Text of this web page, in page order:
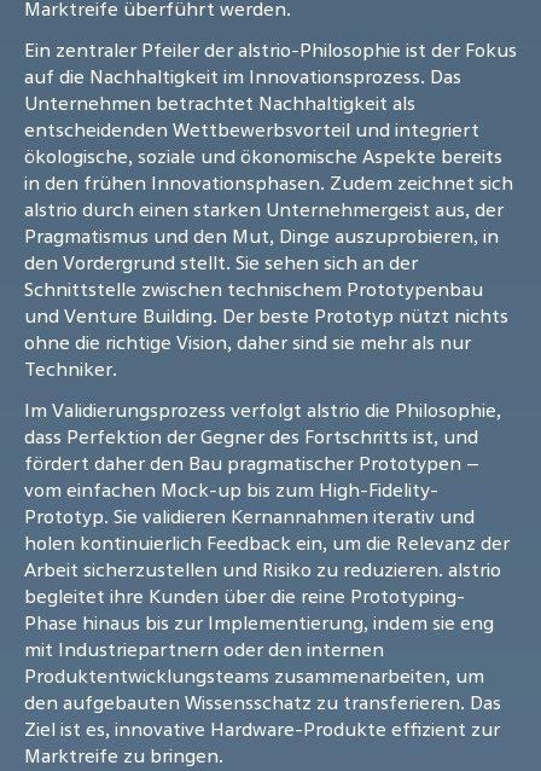
Marktreife überführt werden.
Ein zentraler Pfeiler der alstrio-Philosophie ist der Fokus
auf die Nachhaltigkeit im Innovationsprozess. Das
Unternehmen betrachtet Nachhaltigkeit als
entscheidenden Wettbewerbsvorteil und integriert
ökologische, soziale und ökonomische Aspekte bereits
in den frühen Innovationsphasen. Zudem zeichnet sich
alstrio durch einen starken Unternehmergeist aus, der
Pragmatismus und den Mut, Dinge auszuprobieren, in
den Vordergrund stellt. Sie sehen sich an der
Schnittstelle zwischen technischem Prototypenbau
und Venture Building. Der beste Prototyp nützt nichts
ohne die richtige Vision, daher sind sie mehr als nur
Techniker.
Im Validierungsprozess verfolgt alstrio die Philosophie,
dass Perfektion der Gegner des Fortschritts ist, und
fördert daher den Bau pragmatischer Prototypen –
vom einfachen Mock-up bis zum High-Fidelity-
Prototyp. Sie validieren Kernannahmen iterativ und
holen kontinuierlich Feedback ein, um die Relevanz der
Arbeit sicherzustellen und Risiko zu reduzieren. alstrio
begleitet ihre Kunden über die reine Prototyping-
Phase hinaus bis zur Implementierung, indem sie eng
mit Industriepartnern oder den internen
Produktentwicklungsteams zusammenarbeiten, um
den aufgebauten Wissensschatz zu transferieren. Das
Ziel ist es, innovative Hardware-Produkte effizient zur
Marktreife zu bringen.